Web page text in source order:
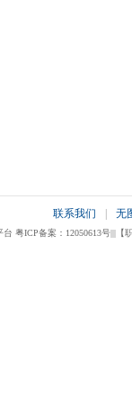
联系我们 无
粤ICP备案：12050613号|||【